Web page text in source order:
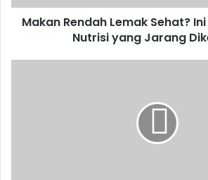
Nutrisi
yangMakan Rendah Lemak Sehat?
Nutrisi yang Jarang